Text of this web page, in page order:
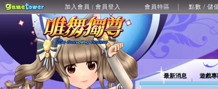
加入會員 | 會員登入 會員特區 點數 / 儲
最新消息 遊戲